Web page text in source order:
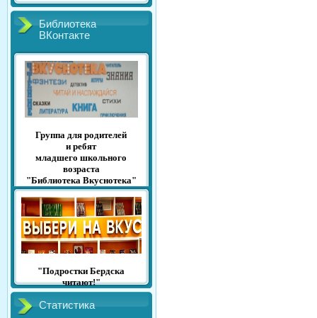
Библиотека
ВКонтакте
Группа для родителей
и ребят
младшего школьного
возраста
"Библиотека Вкуснотека"
"Подростки Бердска
читают!"
Статистика